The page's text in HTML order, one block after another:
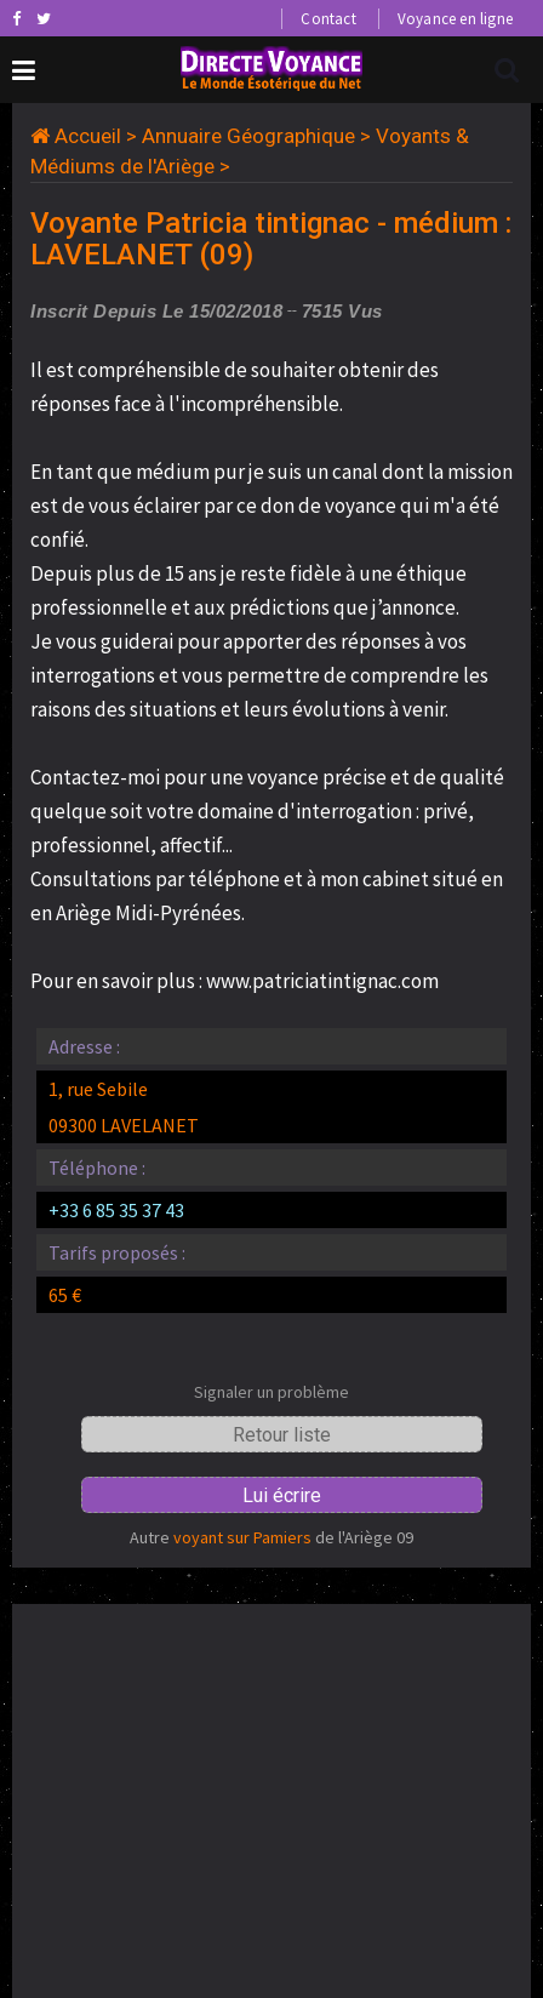
Contact Voyance en ligne
Accueil > Annuaire Géographique > Voyants &
Médiums de l'Ariège >
Voyante Patricia tintignac - médium :
LAVELANET (09)
Inscrit Depuis Le 15/02/2018 7515 Vus
Il est compréhensible de souhaiter obtenir des
réponses face à l'incompréhensible.
En tant que médium pur je suis un canal dont la mission
est de vous éclairer par ce don de voyance qui m'a été
confié.
Depuis plus de 15 ans je reste fidèle à une éthique
professionnelle et aux prédictions que j’annonce.
Je vous guiderai pour apporter des réponses à vos
interrogations et vous permettre de comprendre les
raisons des situations et leurs évolutions à venir.
Contactez-moi pour une voyance précise et de qualité
quelque soit votre domaine d'interrogation : privé,
professionnel, affectif...
Consultations par téléphone et à mon cabinet situé en
en Ariège Midi-Pyrénées.
Pour en savoir plus : www.patriciatintignac.com
Adresse :
1, rue Sebile
09300 LAVELANET
Téléphone :
+33 6 85 35 37 43
Tarifs proposés :
65 €
Signaler un problème
Retour liste
Lui écrire
Autre voyant sur Pamiers de l'Ariège 09